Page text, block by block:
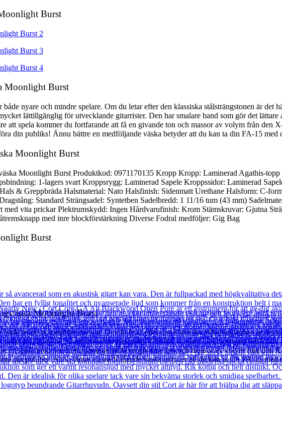
Burst
Moonlight Burst
nyare och mindre spelare. Om du letar efter den klassiska stålsträngstonen är
lättillgänglig för utvecklande gitarrister. Den har smalare band som gör det
att spela kommer du fortfarande att få en givande ton och massor av volym från den
din publiks! Ännu bättre en medföljande väska betyder att du kan ta din FA-15
Moonlight Burst
Moonlight Burst Produktkod: 0971170135 Kropp Kropp: Laminerad Agathis-
1-lagers svart Kroppsrygg: Laminerad Sapele Kroppssidor: Laminerad
& Greppbräda Halsmaterial: Nato Halsfinish: Sidenmatt Urethane Halsform: C-
Standard Strängsadel: Syntetben Sadelbredd: 1 11/16 tum (43 mm)
vita prickar Plektrumskydd: Ingen Hårdvarufinish: Krom Stämskruvar: Gjutna
med inre blockförstärkning Diverse Fodral medföljer: Gig Bag
Burst
Moonlight Burst
nyare och mindre spelare. Om du letar efter den klassiska stålsträngstonen är
lättillgänglig för utvecklande gitarrister. Den har smalare band som gör det
att spela kommer du fortfarande att få en givande ton och massor av volym från den
din publiks! Ännu bättre en medföljande väska betyder att du kan ta din FA-15